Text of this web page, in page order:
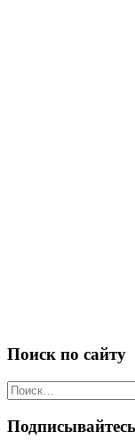
Поиск по сайту
Искать: